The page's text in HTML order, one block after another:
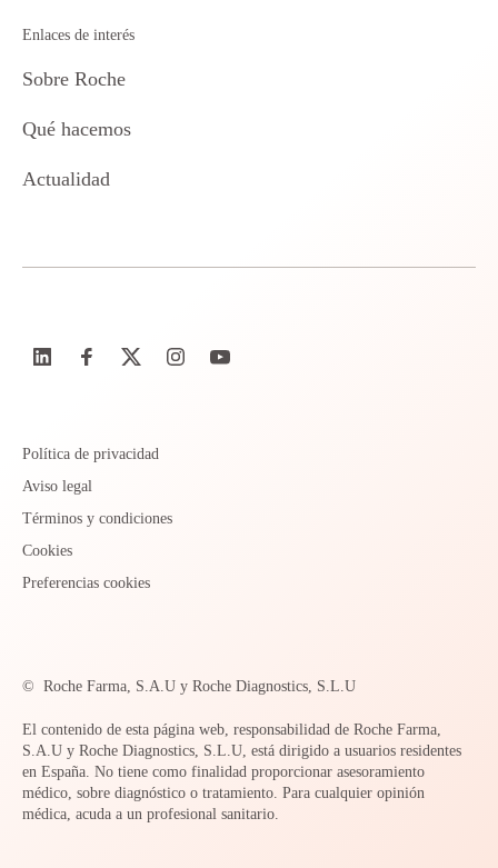
Enlaces de interés
Sobre Roche
Qué hacemos
Actualidad
Política de privacidad
Aviso legal
Términos y condiciones
Cookies
Preferencias cookies
© Roche Farma, S.A.U y Roche Diagnostics, S.L.U
El contenido de esta página web, responsabilidad de Roche Farma,
S.A.U y Roche Diagnostics, S.L.U, está dirigido a usuarios residentes
en España. No tiene como finalidad proporcionar asesoramiento
médico, sobre diagnóstico o tratamiento. Para cualquier opinión
médica, acuda a un profesional sanitario.